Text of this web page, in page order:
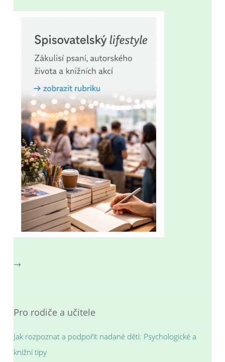
→
Pro rodiče a učitele
Jak rozpoznat a podpořit nadané děti: Psychologické a
knižní tipy